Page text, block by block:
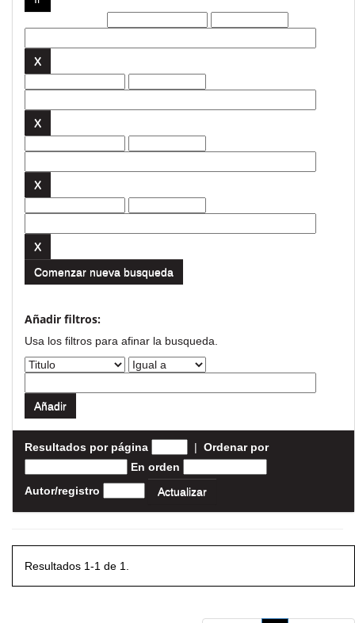
Comenzar nueva busqueda
Añadir filtros:
Usa los filtros para afinar la busqueda.
Resultados por página | Ordenar por
En orden
Autor/registro
Resultados 1-1 de 1.